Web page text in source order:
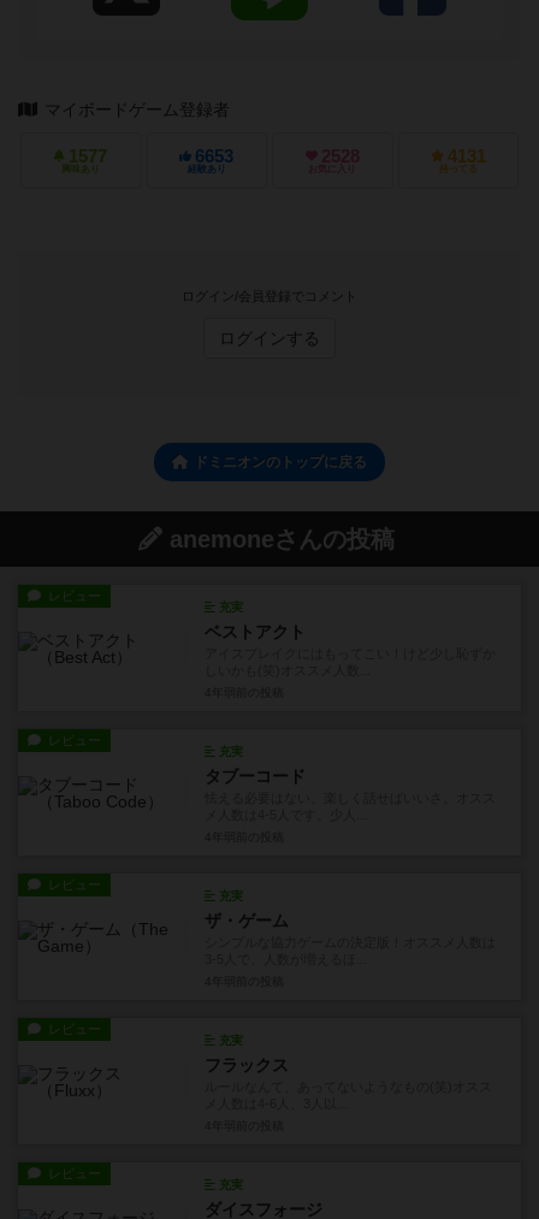
マイボードゲーム登録者
1577
興味あり
6653
経験あり
2528
お気に入り
4131
持ってる
ログイン/会員登録でコメント
ログインする
ドミニオンのトップに戻る
anemoneさんの投稿
レビュー
充実
ベストアクト
レビュー
充実
タブーコード
レビュー
充実
ザ・ゲーム
レビュー
充実
フラックス
レビュー
充実
ダイスフォージ